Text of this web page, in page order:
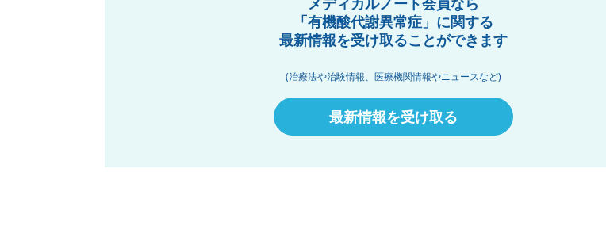
「有機酸代謝異常症」に関する
最新情報を受け取ることができます
(治療法や治験情報、医療機関情報やニュースなど)
最新情報を受け取る